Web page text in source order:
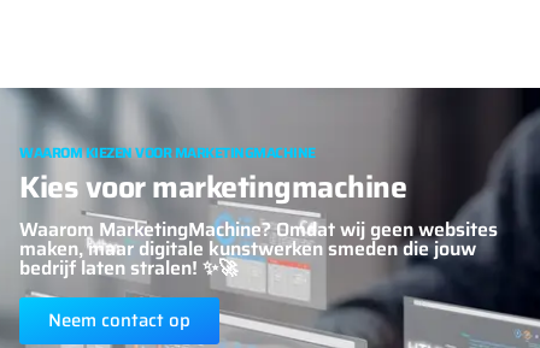
WAAROM KIEZEN VOOR MARKETINGMACHINE
Kies voor marketingmachine
Waarom MarketingMachine? Omdat wij geen websites
maken, maar digitale kunstwerken smeden die jouw
bedrijf laten stralen! ✨🚀
Neem contact op